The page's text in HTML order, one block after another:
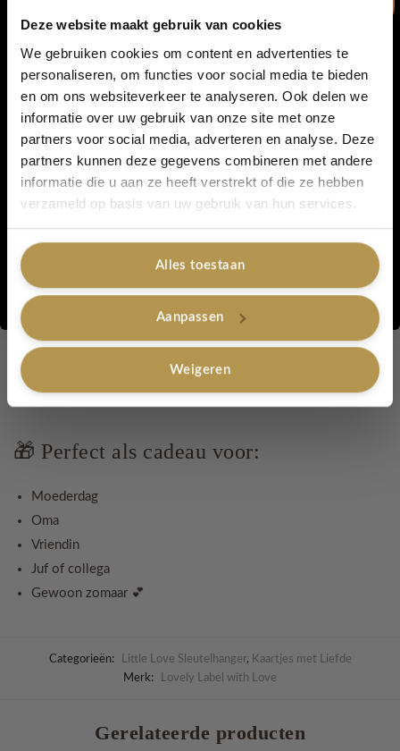
Deze website maakt gebruik van cookies
We gebruiken cookies om content en advertenties te
personaliseren, om functies voor social media te bieden
en om ons websiteverkeer te analyseren. Ook delen we
informatie over uw gebruik van onze site met onze
partners voor social media, adverteren en analyse. Deze
partners kunnen deze gegevens combineren met andere
informatie die u aan ze heeft verstrekt of die ze hebben
verzameld op basis van uw gebruik van hun services.
Alles toestaan
Aanpassen
Weigeren
✨Ook perfect als extraatje bij je cadeau!
Voeg deze sleutelhanger toe aan een groter cadeau voor net dat
beetje extra liefde en aandacht 💝
kassa koopje
: dit lieve setje zorgt gegarandeerd voor een
glimlach.
Specificaties
Merk:
105 x 148 mm (A6)
Afwerking kaart:goudfolie
zacht roze
Materiaal: handgehaakt katoen
goudkleurige clip
Inclusief kaart (klaar om te geven)
🎁 Perfect als cadeau voor:
Moederdag
Oma
Vriendin
Juf of collega
Gewoon zomaar 💕
Categorieën: Little Love Sleutelhanger, Kaartjes met Liefde
Merk:
Lovely Label with Love
Gerelateerde producten
5% korting...
Ja, graag!
Nee, bedankt